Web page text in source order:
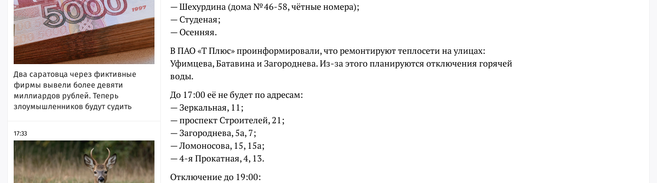
Два саратовца через фиктивные
фирмы вывели более девяти
миллиардов рублей. Теперь
злоумышленников будут судить
17:33
— Шехурдина (дома № 46-58, чётные номера);
— Студеная;
— Осенняя.
В ПАО «Т Плюс» проинформировали, что ремонтируют теплосети на улицах:
Уфимцева, Батавина и Загороднева. Из-за этого планируются отключения горячей
воды.
До 17:00 её не будет по адресам:
— Зеркальная, 11;
— проспект Строителей, 21;
— Загороднева, 5а, 7;
— Ломоносова, 15, 15а;
— 4-я Прокатная, 4, 13.
Отключение до 19:00: